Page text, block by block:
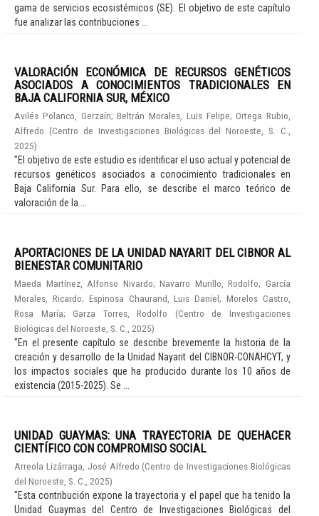
gama de servicios ecosistémicos (SE). El objetivo de este capítulo
fue analizar las contribuciones ...
VALORACIÓN ECONÓMICA DE RECURSOS GENÉTICOS
ASOCIADOS A CONOCIMIENTOS TRADICIONALES EN
BAJA CALIFORNIA SUR, MÉXICO
Avilés Polanco, Gerzaín;Beltrán Morales, Luis Felipe;Ortega Rubio,
Alfredo (Centro de Investigaciones Biológicas del Noroeste, S. C.
2025)
"El objetivo de este estudio es identificar el uso actual y potencial de
recursos genéticos asociados a conocimiento tradicionales en
Baja California Sur. Para ello, se describe el marco teórico de
valoración de la ...
APORTACIONES DE LA UNIDAD NAYARIT DEL CIBNOR AL
BIENESTAR COMUNITARIO
Maeda Martínez, Alfonso Nivardo;Navarro Murillo, Rodolfo;García
Morales, Ricardo; Espinosa Chaurand, Luis Daniel;Morelos Castro,
Rosa María;Garza Torres, Rodolfo (Centro de Investigaciones
Biológicas del Noroeste, S. C.
2025)
"En el presente capítulo se describe brevemente la historia de la
creación y desarrollo de la Unidad Nayarit del CIBNOR-CONAHCYT, y
los impactos sociales que ha producido durante los 10 años de
existencia (2015-2025). Se ...
UNIDAD GUAYMAS: UNA TRAYECTORIA DE QUEHACER
CIENTÍFICO CON COMPROMISO SOCIAL
Arreola Lizárraga, José Alfredo (Centro de Investigaciones Biológicas
del Noroeste, S. C.
2025)
"Esta contribución expone la trayectoria y el papel que ha tenido la
Unidad Guaymas del Centro de Investigaciones Biológicas del